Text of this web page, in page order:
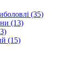
(35)
(13)
(15)